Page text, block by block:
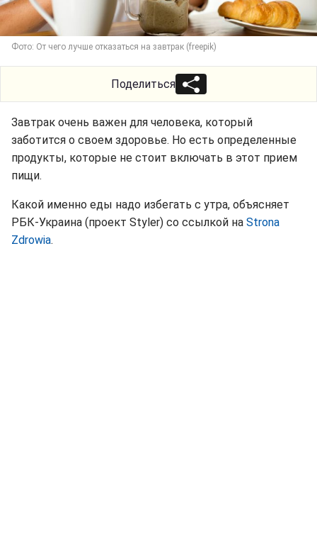
Фото: От чего лучше отказаться на завтрак (freepik)
Поделиться
Завтрак очень важен для человека, который
заботится о своем здоровье. Но есть определенные
продукты, которые не стоит включать в этот прием
пищи.
Какой именно еды надо избегать с утра, объясняет
РБК-Украина (проект Styler) со ссылкой на Strona
Zdrowia.